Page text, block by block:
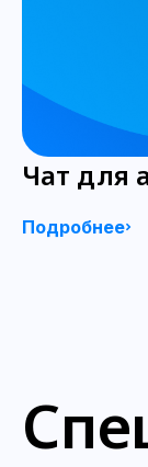
Чат для
Подробнее